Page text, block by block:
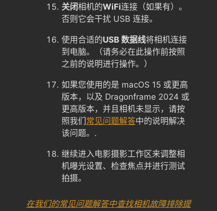
关闭相机的WiFi连接（如果有）。
否则它会干扰 USB 连接。
使用合适的USB 数据线将相机连接
到电脑。（请务必在此操作前按照
之前的说明进行操作。）
如果您使用的是 macOS 15 或更高
版本，以及 Dragonframe 2024 或
更高版本，并且相机未显示，请按
照我们常见问题解答中的说明解决
该问题。.
继续进入电影摄影工作区来调整相
机曝光设置、检查焦点并进行测试
拍摄。
在我们的常见问题解答中查找相机故障排除提